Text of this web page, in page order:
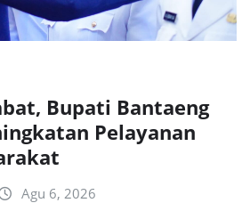
Bupati Bantaeng
Pelayanan
Agu 6, 2026